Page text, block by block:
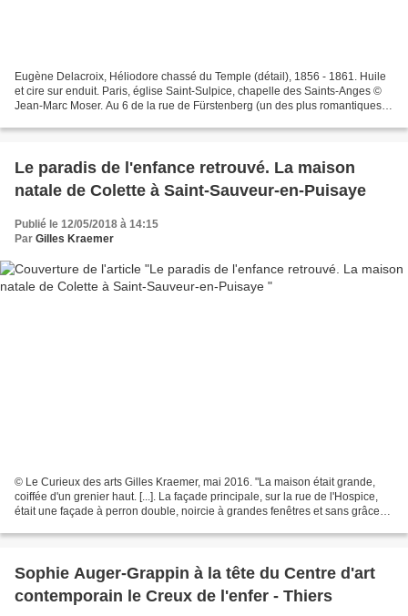
Eugène Delacroix, Héliodore chassé du Temple (détail), 1856 - 1861. Huile
et cire sur enduit. Paris, église Saint-Sulpice, chapelle des Saints-Anges ©
Jean-Marc Moser. Au 6 de la rue de Fürstenberg (un des plus romantiques
Le paradis de l'enfance retrouvé. La maison
natale de Colette à Saint-Sauveur-en-Puisaye
Publié le 12/05/2018 à 14:15
Par Gilles Kraemer
© Le Curieux des arts Gilles Kraemer, mai 2016. "La maison était grande,
coiffée d'un grenier haut. [...]. La façade principale, sur la rue de l'Hospice,
était une façade à perron double, noircie à grandes fenêtres et sans grâces,
Sophie Auger-Grappin à la tête du Centre d'art
contemporain le Creux de l'enfer - Thiers